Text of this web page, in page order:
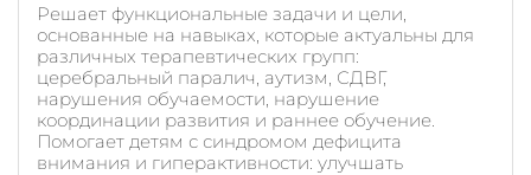
Решает функциональные задачи и цели,
основанные на навыках, которые актуальны для
различных терапевтических групп:
церебральный паралич, аутизм, СДВГ,
нарушения обучаемости, нарушение
координации развития и раннее обучение.
Помогает детям с синдромом дефицита
внимания и гиперактивности: улучшать